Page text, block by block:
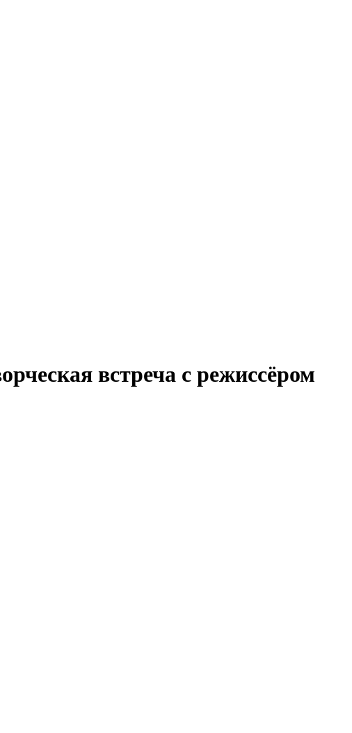
встреча с режиссёром